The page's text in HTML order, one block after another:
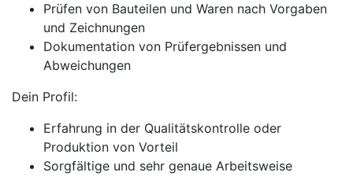
Prüfen von Bauteilen und Waren nach Vorgaben
und Zeichnungen
Dokumentation von Prüfergebnissen und
Abweichungen
Dein Profil:
Erfahrung in der Qualitätskontrolle oder
Produktion von Vorteil
Sorgfältige und sehr genaue Arbeitsweise